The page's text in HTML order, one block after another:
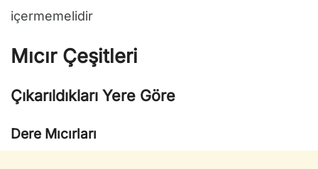
içermemelidir
Mıcır Çeşitleri
Çıkarıldıkları Yere Göre
Dere Mıcırları